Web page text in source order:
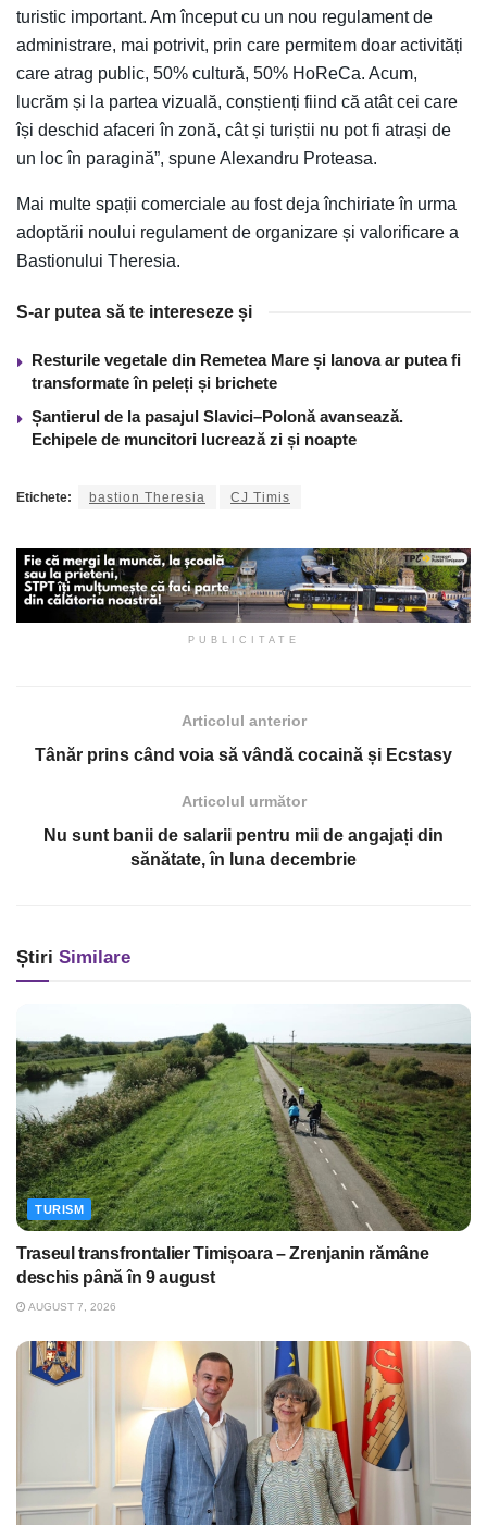
turistic important. Am început cu un nou regulament de
administrare, mai potrivit, prin care permitem doar activități
care atrag public, 50% cultură, 50% HoReCa. Acum,
lucrăm și la partea vizuală, conștienți fiind că atât cei care
își deschid afaceri în zonă, cât și turiștii nu pot fi atrași de
un loc în paragină”, spune Alexandru Proteasa.
Mai multe spații comerciale au fost deja închiriate în urma
adoptării noului regulament de organizare și valorificare a
Bastionului Theresia.
S-ar putea să te intereseze și
Resturile vegetale din Remetea Mare și Ianova ar putea fi
transformate în peleți și brichete
Șantierul de la pasajul Slavici–Polonă avansează.
Echipele de muncitori lucrează zi și noapte
Etichete: bastion Theresia CJ Timis
PUBLICITATE
Articolul anterior
Tânăr prins când voia să vândă cocaină și Ecstasy
Articolul următor
Nu sunt banii de salarii pentru mii de angajați din
sănătate, în luna decembrie
Știri Similare
TURISM
Traseul transfrontalier Timișoara – Zrenjanin rămâne
deschis până în 9 august
AUGUST 7, 2026